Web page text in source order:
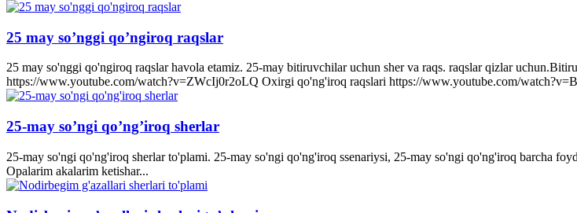
25 may so’nggi qo’ngiroq raqslar
25 may so'nggi qo'ngiroq raqslar havola etamiz. 25-may bitiruvchilar uchun sher va raqs. raqslar qizlar
https://www.youtube.com/watch?v=ZWcIj0r2oLQ Oxirgi qo'ng'iroq raqslari https://www.youtube.com/
25-may so’ngi qo’ng’iroq sherlar
25-may so'ngi qo'ng'iroq sherlar to'plami. 25-may so'ngi qo'ng'iroq ssenariysi, 25-may so'ngi qo'ng'iroq barcha
Opalarim akalarim ketishar...